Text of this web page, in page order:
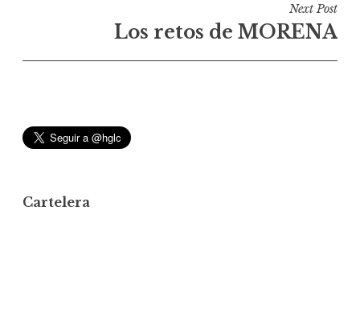
ó
e
Next Post
Los retos de MORENA
Cartelera